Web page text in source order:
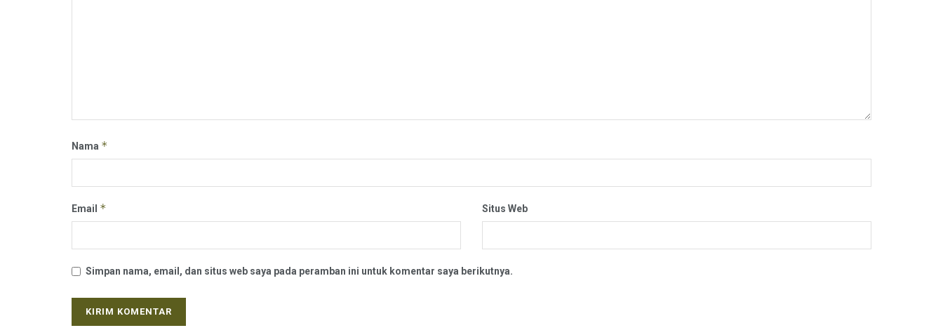
Nama *
Email * Situs Web
Simpan nama, email, dan situs web saya pada peramban ini untuk komentar saya berikutnya.